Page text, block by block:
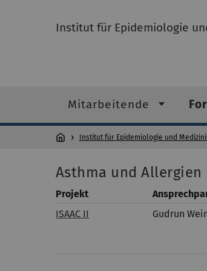
Institut für Epidemiologie
Mitarbeitende
Institut für Epidemiologie und
Asthma und Allergien
Projekt
ISAAC II
Gudrun